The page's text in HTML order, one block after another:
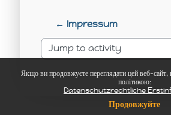
Якщо ви продовжуєте переглядати цей веб-
політикою:
Datenschutzrechtliche
Продовжуйте
← Impressum
Jump to activity